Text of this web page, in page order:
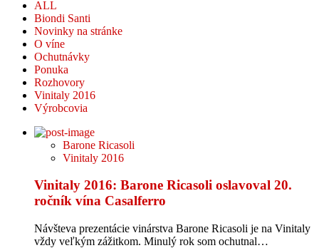
ALL
Biondi Santi
Novinky na stránke
O víne
Ochutnávky
Ponuka
Rozhovory
Vinitaly 2016
Výrobcovia
Barone Ricasoli
Vinitaly 2016
Vinitaly 2016: Barone Ricasoli oslavoval 20.
ročník vína Casalferro
Návšteva prezentácie vinárstva Barone Ricasoli je na Vinitaly
vždy veľkým zážitkom. Minulý rok som ochutnal…